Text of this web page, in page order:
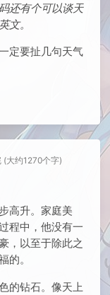
还有个可以谈天
文。
定要扯几句天气
(大约1270个字)
高升。家庭美
程中，他没有一
，以至于除此之
的。
的钻石。像天上